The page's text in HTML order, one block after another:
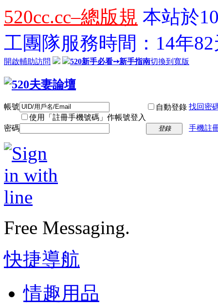
520cc.cc–總版規 本站於
工團隊服務時間：14年
開啟輔助訪問 520新手必看➙新手指南切換到寬版
帳號
使用「註冊手機號碼」作帳號登入
自動登錄 找回密
密碼 登錄 手機註
Free Messaging.
快捷導航
情趣用品